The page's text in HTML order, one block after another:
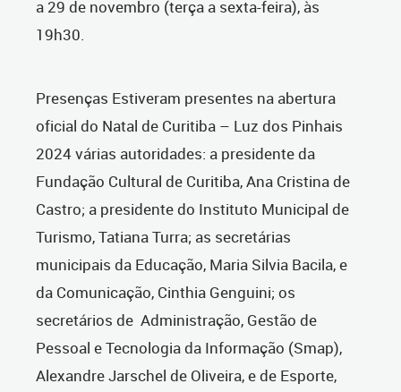
a 29 de novembro (terça a sexta-feira), às
19h30.
Presenças Estiveram presentes na abertura
oficial do Natal de Curitiba – Luz dos Pinhais
2024 várias autoridades: a presidente da
Fundação Cultural de Curitiba, Ana Cristina de
Castro; a presidente do Instituto Municipal de
Turismo, Tatiana Turra; as secretárias
municipais da Educação, Maria Silvia Bacila, e
da Comunicação, Cinthia Genguini; os
secretários de Administração, Gestão de
Pessoal e Tecnologia da Informação (Smap),
Alexandre Jarschel de Oliveira, e de Esporte,